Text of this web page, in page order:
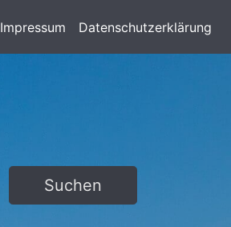
Impressum Datenschutzerklärung
Suchen